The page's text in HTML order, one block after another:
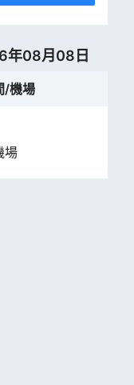
年08月08日
/機場
場